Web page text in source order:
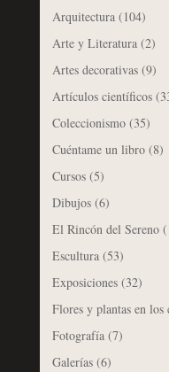
Arquitectura(104)
Arte y Literatura(2)
Artes decorativas(9)
Artículos científicos
Coleccionismo(35)
Cuéntame un libro(8)
Cursos(5)
Dibujos(6)
El Rincón del Sereno
Escultura(53)
Exposiciones(32)
Flores y plantas en los
Fotografía(7)
Galerías(6)